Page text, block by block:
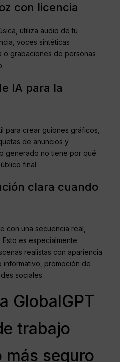
con licencia
utiliza audio de tu
voces sintéticas
o grabaciones de personas
IA para la
para crear guiones gráficos,
de anuncios y
generado no tiene por qué
final.
clara cuando
con una secuencia real,
es especialmente
realistas con apariencia
informativo, promoción de
sociales.
GlobalGPT
trabajo
más seguro